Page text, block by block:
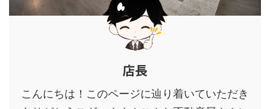
店長
こんにちは！このページに辿り着いていただき